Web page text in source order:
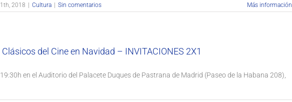
2018 | Cultura | Sin comentarios Más información
del Cine en Navidad – INVITACIONES 2X1
en el Auditorio del Palacete Duques de Pastrana de Madrid (Paseo de la Habana 208),